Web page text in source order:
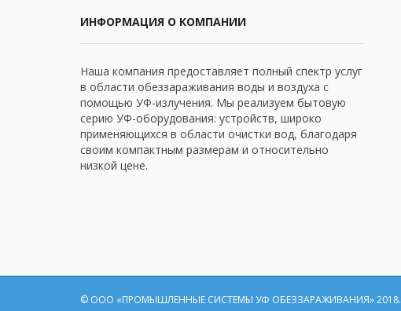
ИНФОРМАЦИЯ О КОМПАНИИ
Наша компания предоставляет полный спектр услуг
в области обеззараживания воды и воздуха с
помощью УФ-излучения. Мы реализуем бытовую
серию УФ-оборудования: устройств, широко
применяющихся в области очистки вод, благодаря
своим компактным размерам и относительно
низкой цене.
© ООО «ПРОМЫШЛЕННЫЕ СИСТЕМЫ УФ ОБЕЗЗАРАЖИВАНИЯ» 2018.